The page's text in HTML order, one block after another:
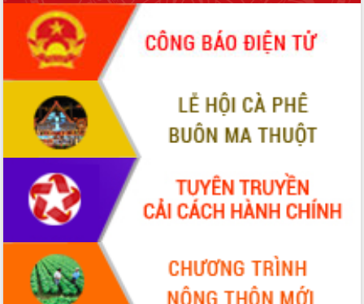
Hội thảo khoa học “Giải pháp thúc đẩy
phát triển nền kinh tế xanh tại tỉnh
Đắk Lắk”
Tăng cường giám sát, đôn đốc thực
hiện nhiệm vụ quản lý tài sản công
hàng tuần
Tháo gỡ những vướng mắc, đẩy mạnh
công tác cải cách thủ tục hành chính
tại Trung tâm Phục vụ hành chính
công tỉnh
Đắk Lắk: Tôn vinh 46 giải pháp tại Hội
thi Sáng tạo Kỹ thuật 2024 - 2025
Đắk Lắk rà soát, điều chỉnh Đề án 190
về phát triển nuôi trồng thủy sản
Phó Chủ tịch UBND tỉnh Đắk Lắk
Trương Công Thái kiểm tra thực địa
Dự án cao tốc Khánh Hòa - Buôn Ma